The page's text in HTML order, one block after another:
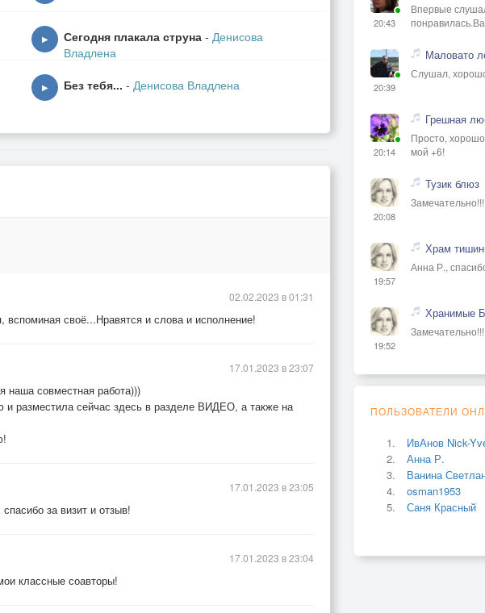
▶ Сегодня плакала струна - Денисова
Владлена
▶ Без тебя... - Денисова Владлена
своё...Нравятся и слова и исполнение!
02.02.2023 в 01:31
наша совместная работа)))
разместила сейчас здесь в разделе ВИДЕО, а также на
17.01.2023 в 23:07
за визит и отзыв!
17.01.2023 в 23:05
классные соавторы!
17.01.2023 в 23:04
20:43
Впервые
20:39
Маловато
Слушал,
20:14
Грешная
Просто,
мой +6!
20:08
Тузик блюз
19:57
Храм
Анна Р.,
19:52
Хранимые
Замечательно!!!
ПОЛЬЗОВАТЕЛИ
ИвАнов Nick-
Анна Р.
Ванина
osman1953
Саня Красный